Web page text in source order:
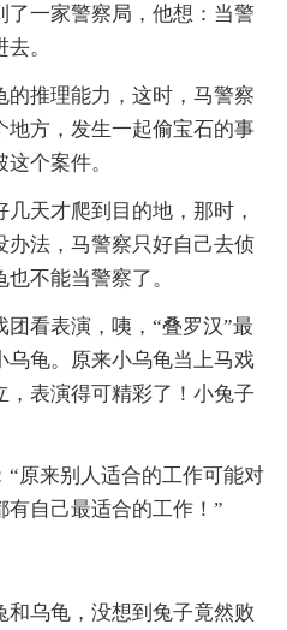
一家警察局，他想：当警
。
推理能力，这时，马警察
地方，发生一起偷宝石的事
个案件。
天才爬到目的地，那时，
办法，马警察只好自己去侦
不能当警察了。
看表演，咦，“叠罗汉”最
乌龟。原来小乌龟当上马戏
，表演得可精彩了！小兔子
来别人适合的工作可能对
自己最适合的工作！”
乌龟，没想到兔子竟然败